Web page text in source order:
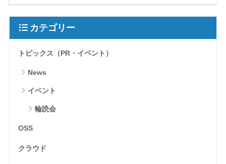
カテゴリー
トピックス（PR・イベント）
News
イベント
輪読会
OSS
クラウド